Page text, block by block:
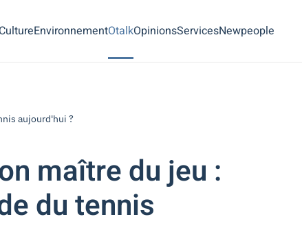
CultureEnvironnementOtalkOpinionsServicesNewpeople
aujourd'hui ?
maître du jeu :
du tennis